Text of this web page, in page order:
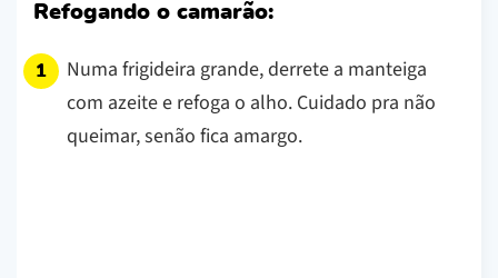
Refogando o camarão:
Numa frigideira grande, derrete a manteiga
com azeite e refoga o alho. Cuidado pra não
queimar, senão fica amargo.